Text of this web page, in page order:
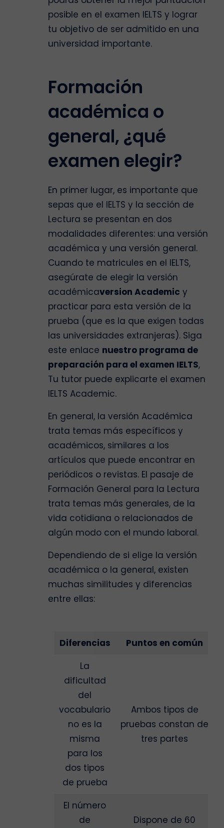
posible en el examen IELTS y lograr
tu objetivo de ser admitido en una
universidad importante.
Formación
académica o
general, ¿qué
examen elegir?
En primer lugar, es importante que
sepas que el IELTS y la sección de
Lectura se presentan en dos
modalidades diferentes: una versión
académica y una versión general.
Cuando te matricules en el IELTS,
asegúrate de elegir la versión
académicaversion Academic y
practicar para esta versión de la
prueba (que es la que exigen todas
las universidades extranjeras). Siga
este enlace nuestro programa de
preparación para el examen IELTS,
Tu tutor puede explicarte el examen
IELTS Academic.
En general, la versión Académica
trata temas más específicos y
académicos, similares a los
artículos que puede encontrar en
periódicos o revistas. El pasaje de
Formación General para la Lectura
trata temas más generales, de la
vida cotidiana o relacionados de
algún modo con el mundo laboral.
Dependiendo de si elige la versión
académica o la general, existen
muchas similitudes y diferencias
entre ellas:
Diferencias
Puntos en común
La
dificultad
del
vocabulario
no es la
misma
para los
dos tipos
de prueba
Ambos tipos de
pruebas constan de
tres partes
El número
de
Dispone de 60